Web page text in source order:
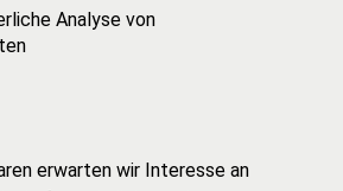
Analyse von
erwarten wir Interesse an